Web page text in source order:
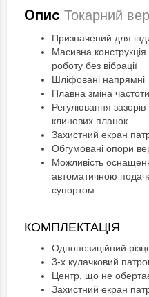
Опис Токарний
Призначений для
Масивна
роботу без вібрації
Шліфовані напрямні
Плавна зміна
Регулювання
клинових планок
Захистний екран
Обгумовані опори
Можливість
автоматичною
супортом
КОМПЛЕКТАЦІЯ
Однопозиційний
3-х кулачковий
Центр, що не
Захистний екран